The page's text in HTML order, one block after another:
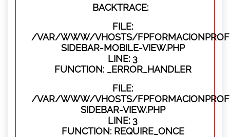
BACKTRACE:
FILE:
/VAR/WWW/VHOSTS/
SIDEBAR-MOBILE-VIEW.PHP
LINE: 3
FUNCTION: _ERROR_HANDLER
FILE:
/VAR/WWW/VHOSTS/
SIDEBAR-VIEW.PHP
LINE: 3
FUNCTION: REQUIRE_ONCE